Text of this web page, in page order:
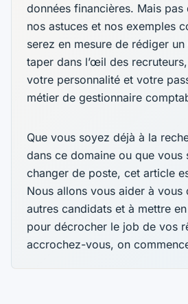
données financières. Mais
nos astuces et nos exemples
serez en mesure de rédiger un
taper dans l’œil des
votre personnalité et votre
métier de gestionnaire
Que vous soyez déjà à la
dans ce domaine ou que vous
changer de poste, cet article
Nous allons vous aider à vous
autres candidats et à mettre
pour décrocher le job de vos
accrochez-vous, on